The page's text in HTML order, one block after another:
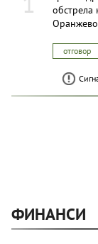
обстрела
отговор
ФИНАНСИ